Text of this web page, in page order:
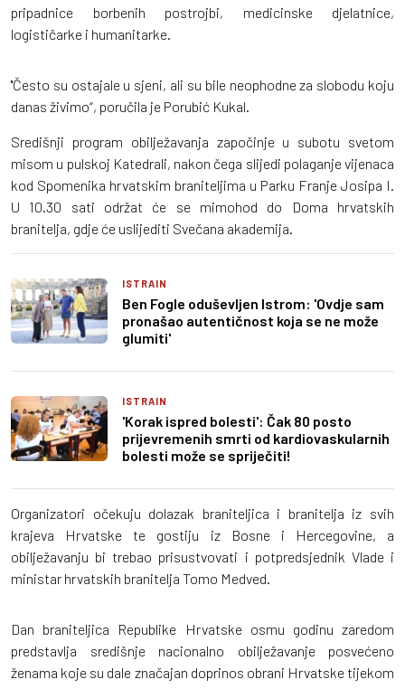
pripadnice borbenih postrojbi, medicinske djelatnice,
logističarke i humanitarke.
''Često su ostajale u sjeni, ali su bile neophodne za slobodu koju
danas živimo“, poručila je Porubić Kukal.
Središnji program obilježavanja započinje u subotu svetom
misom u pulskoj Katedrali, nakon čega slijedi polaganje vijenaca
kod Spomenika hrvatskim braniteljima u Parku Franje Josipa I.
U 10.30 sati održat će se mimohod do Doma hrvatskih
branitelja, gdje će uslijediti Svečana akademija.
ISTRAIN
Ben Fogle oduševljen Istrom: 'Ovdje sam
pronašao autentičnost koja se ne može
glumiti'
ISTRAIN
'Korak ispred bolesti': Čak 80 posto
prijevremenih smrti od kardiovaskularnih
bolesti može se spriječiti!
Organizatori očekuju dolazak braniteljica i branitelja iz svih
krajeva Hrvatske te gostiju iz Bosne i Hercegovine, a
obilježavanju bi trebao prisustvovati i potpredsjednik Vlade i
ministar hrvatskih branitelja Tomo Medved.
Dan braniteljica Republike Hrvatske osmu godinu zaredom
predstavlja središnje nacionalno obilježavanje posvećeno
ženama koje su dale značajan doprinos obrani Hrvatske tijekom